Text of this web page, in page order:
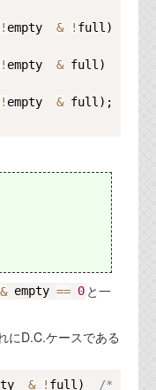
! empty & !
! empty &
! empty &
& empty == 0 と一
にD.C.ケースである
& ! full)
/*
Copy